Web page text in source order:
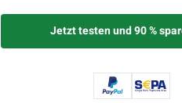
Jetzt testen und 90 %